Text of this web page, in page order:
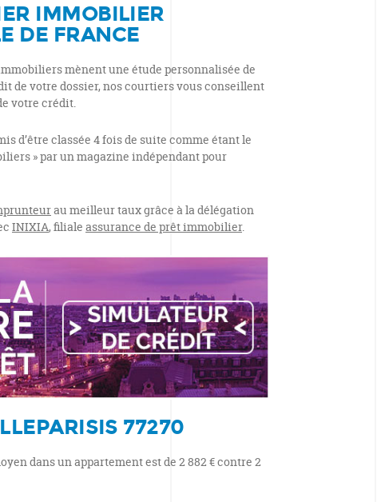
IMMOBILIER
DE FRANCE
mènent une étude personnalisée de
de votre dossier, nos courtiers vous conseillent
votre crédit.
d’être classée 4 fois de suite comme étant le
» par un magazine indépendant pour
au meilleur taux grâce à la délégation
INIXIA, filiale assurance de prêt immobilier.
77270
dans un appartement est de 2 882 € contre 2